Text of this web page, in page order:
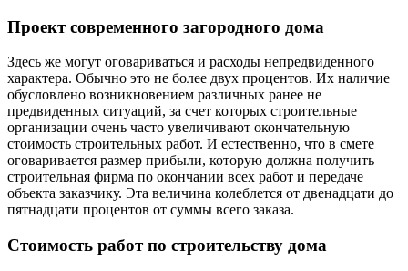
Проект современного загородного дома
Здесь же могут оговариваться и расходы непредвиденного
характера. Обычно это не более двух процентов. Их наличие
обусловлено возникновением различных ранее не
предвиденных ситуаций, за счет которых строительные
организации очень часто увеличивают окончательную
стоимость строительных работ. И естественно, что в смете
оговаривается размер прибыли, которую должна получить
строительная фирма по окончании всех работ и передаче
объекта заказчику. Эта величина колеблется от двенадцати до
пятнадцати процентов от суммы всего заказа.
Стоимость работ по строительству дома